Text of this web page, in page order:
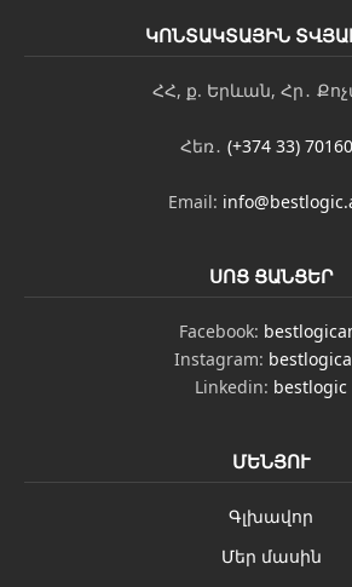
ԿՈՆՏԱԿՏԱՅԻՆ
ՀՀ, ք. Երևան, Հր․
Հեռ․ (+374 33)
Email:
ՍՈՑ ՑԱՆՑԵՐ
Facebook:
Instagram:
Linkedin: bestlogic
ՄԵՆՅՈՒ
Գլխավոր
Մեր մասին